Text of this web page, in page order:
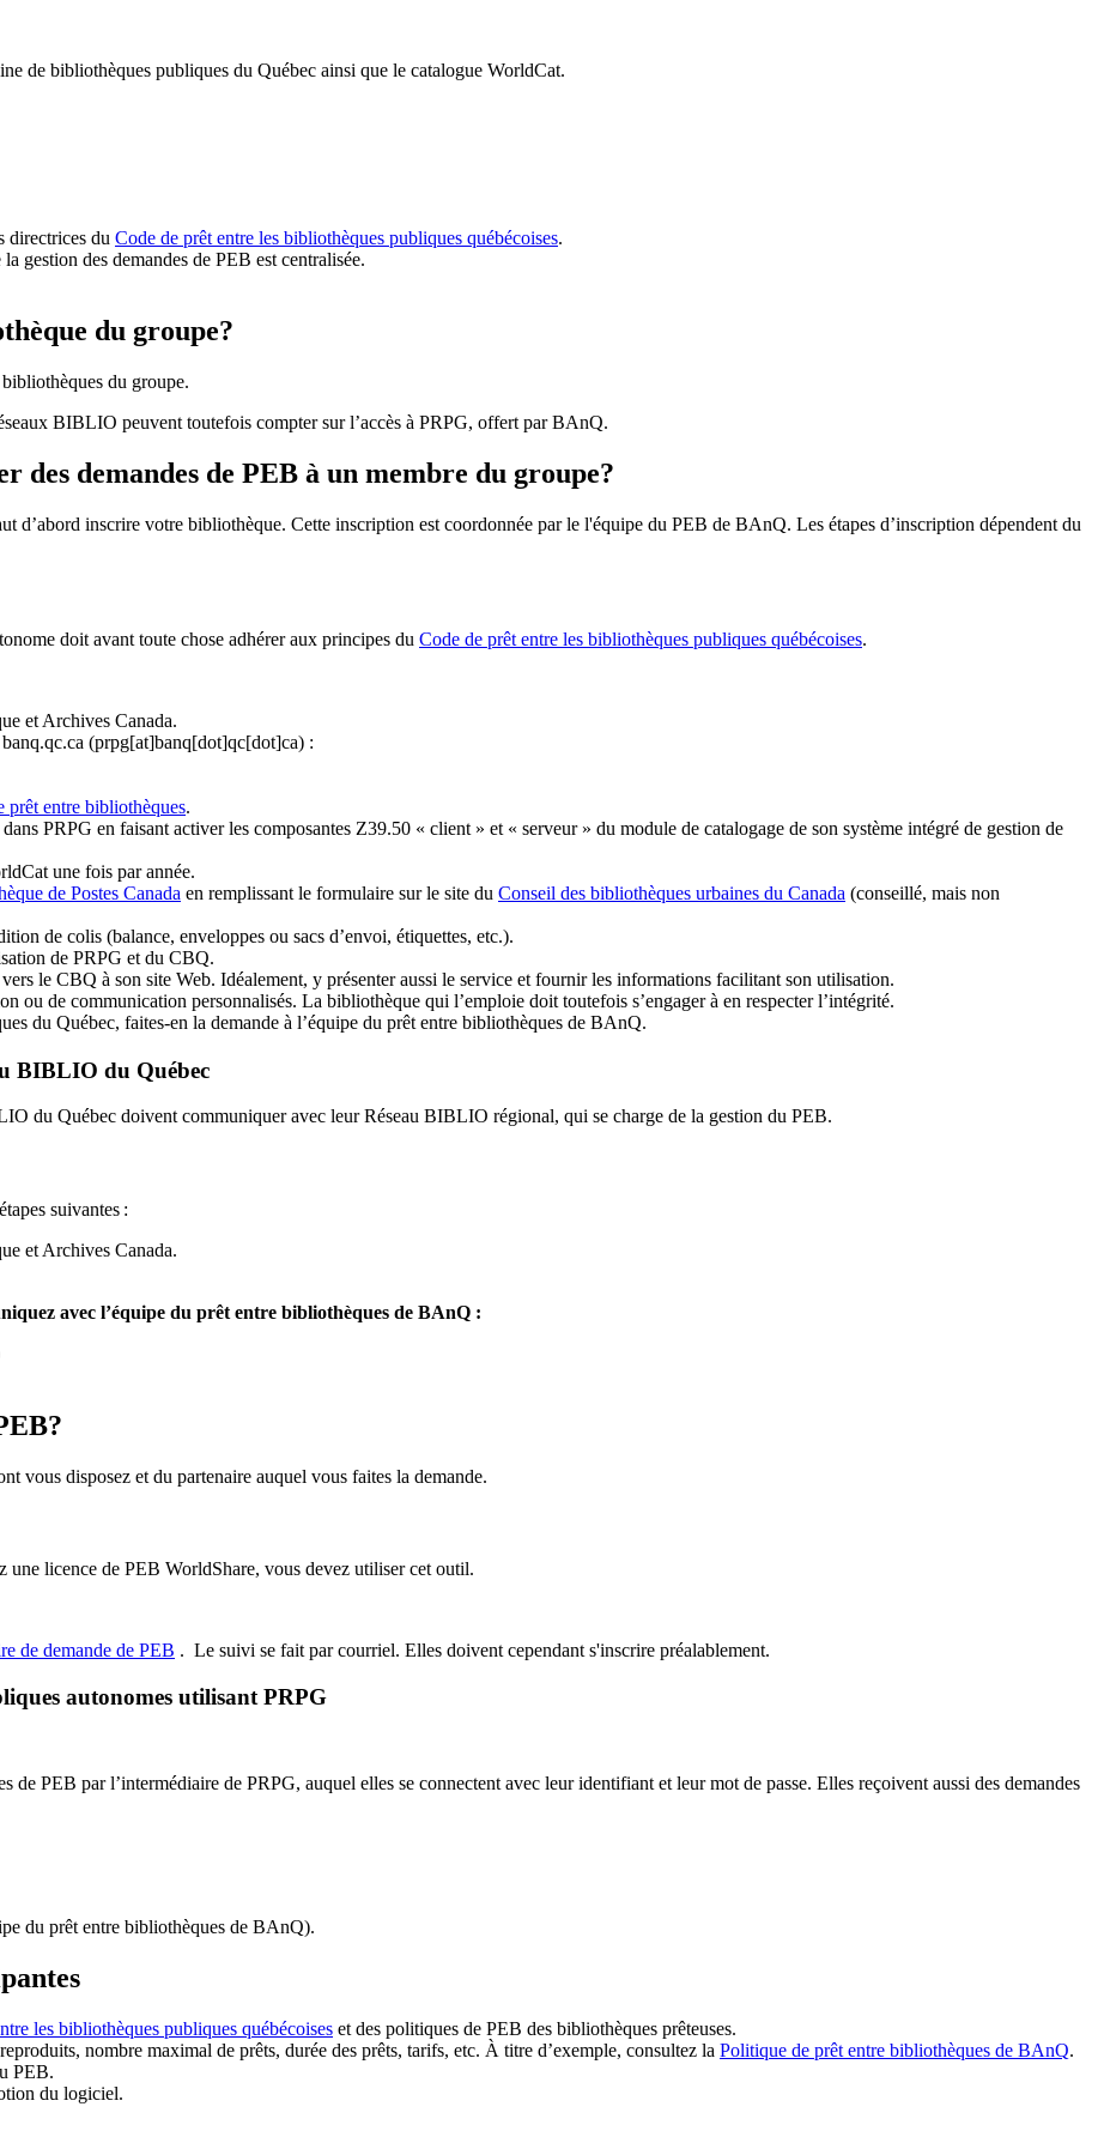
de bibliothèques publiques du Québec ainsi que le catalogue WorldCat.
directrices du Code de prêt entre les bibliothèques publiques québécoises.
gestion des demandes de PEB est centralisée.
du groupe?
du groupe.
BIBLIO peuvent toutefois compter sur l’accès à PRPG, offert par BAnQ.
des demandes de PEB à un membre du groupe?
d’abord inscrire votre bibliothèque. Cette inscription est coordonnée par le l'équipe du PEB de BAnQ. Les étapes d’inscription dépendent du
doit avant toute chose adhérer aux principes du Code de prêt entre les bibliothèques publiques québécoises.
et Archives Canada.
banq.qc.ca (prpg[at]banq[dot]qc[dot]ca) :
prêt entre bibliothèques.
PRPG en faisant activer les composantes Z39.50 « client » et « serveur » du module de catalogage de son système intégré de gestion de
une fois par année.
de Postes Canada en remplissant le formulaire sur le site du Conseil des bibliothèques urbaines du Canada (conseillé, mais non
de colis (balance, enveloppes ou sacs d’envoi, étiquettes, etc.).
de PRPG et du CBQ.
le CBQ à son site Web. Idéalement, y présenter aussi le service et fournir les informations facilitant son utilisation.
ou de communication personnalisés. La bibliothèque qui l’emploie doit toutefois s’engager à en respecter l’intégrité.
du Québec, faites-en la demande à l’équipe du prêt entre bibliothèques de BAnQ.
BIBLIO du Québec
du Québec doivent communiquer avec leur Réseau BIBLIO régional, qui se charge de la gestion du PEB.
suivantes :
et Archives Canada.
avec l’équipe du prêt entre bibliothèques de BAnQ :
vous disposez et du partenaire auquel vous faites la demande.
licence de PEB WorldShare, vous devez utiliser cet outil.
de demande de PEB . Le suivi se fait par courriel. Elles doivent cependant s'inscrire préalablement.
autonomes utilisant PRPG
de PEB par l’intermédiaire de PRPG, auquel elles se connectent avec leur identifiant et leur mot de passe. Elles reçoivent aussi des demandes
du prêt entre bibliothèques de BAnQ).
les bibliothèques publiques québécoises et des politiques de PEB des bibliothèques prêteuses.
nombre maximal de prêts, durée des prêts, tarifs, etc. À titre d’exemple, consultez la Politique de prêt entre bibliothèques de BAnQ.
PEB.
du logiciel.